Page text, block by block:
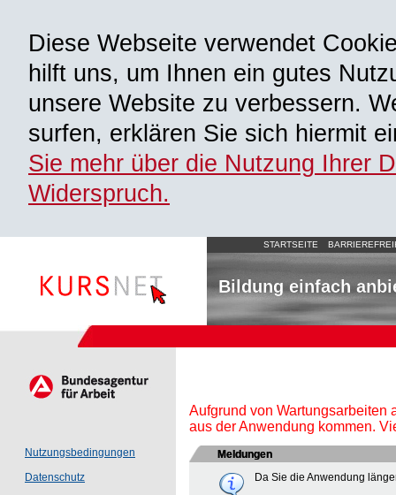
Diese Webseite verwendet
hilft uns, um Ihnen ein gutes
unsere Website zu verbessern.
surfen, erklären Sie sich hiermit
Sie mehr über die Nutzung Ihrer
Widerspruch.
STARTSEITE
Bildung einfach
Nutzungsbedingungen
Datenschutz
Aufgrund von Wartungsarbeiten
aus der Anwendung kommen.
Meldungen
Da Sie die Anwendung